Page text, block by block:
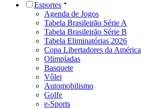
Esportes
Agenda de Jogos
Tabela Brasileirão Série A
Tabela Brasileirão Série B
Tabela Eliminatórias 2026
Copa Libertadores da América
Olimpíadas
Basquete
Vôlei
Automobilismo
Golfe
e-Sports